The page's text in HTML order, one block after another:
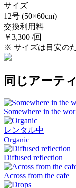
サイズ
12号 (50×60cm)
交換利用料
￥3,300 /回
※ サイズは目安の
同じアーテ
Somewhere in the
レンタル中
Organic
Diffused reflection
Across from the cafe